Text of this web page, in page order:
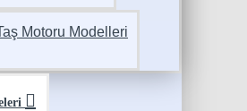
Motoru Modelleri